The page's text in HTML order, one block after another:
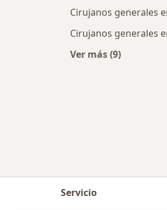
Cirujanos generales
Cirujanos generales
Ver más (9)
Servicio